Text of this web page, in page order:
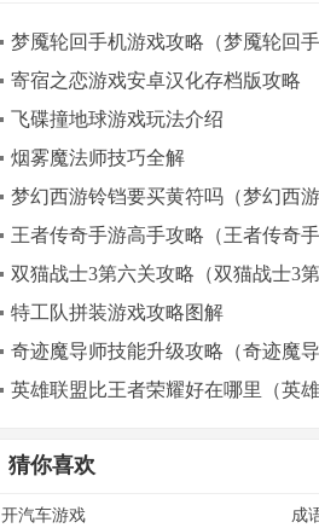
梦魇轮回手机游戏攻略（梦魇轮回
寄宿之恋游戏安卓汉化存档版攻略
飞碟撞地球游戏玩法介绍
烟雾魔法师技巧全解
梦幻西游铃铛要买黄符吗（梦幻西
王者传奇手游高手攻略（王者传奇
双猫战士3第六关攻略（双猫战士3
特工队拼装游戏攻略图解
奇迹魔导师技能升级攻略（奇迹魔
英雄联盟比王者荣耀好在哪里（英
猜你喜欢
开汽车游戏 成